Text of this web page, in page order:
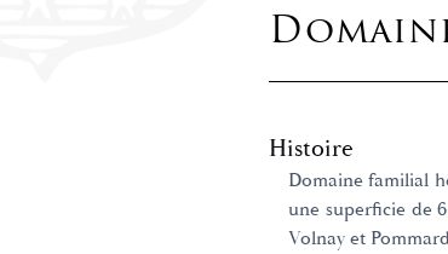
Histoire
Domaine familial
une superficie de
Volnay et